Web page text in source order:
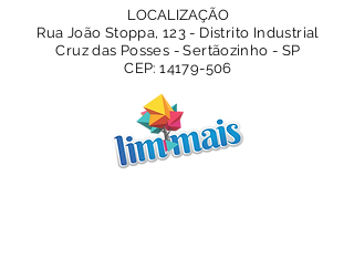
LOCALIZAÇÃO
Rua João Stoppa, 123 - Distrito Industrial
Cruz das Posses - Sertãozinho - SP
CEP:14179-506